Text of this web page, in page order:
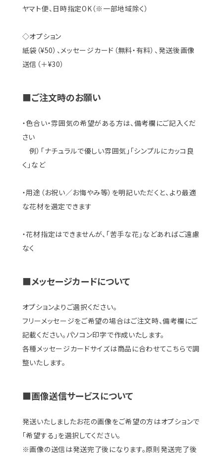
ヤマト便、日時指定OK（※一部地域除く）
◇オプション
紙袋（¥50）、メッセージカード（無料・有料）、発送後画像
送信（＋¥30）
■ご注文時のお願い
・色合い・雰囲気の希望がある方は、備考欄にご記入くだ
さい
例）「ナチュラルで優しい雰囲気」「シンプルにカッコ良
く」など
・用途（お祝い／お悔やみ等）を明記いただくと、より最適
な花材を選定できます
・花材指定はできませんが、「苦手な花」などあればご遠慮
なく
■メッセージカードについて
オプションよりご選択ください。
フリーメッセージをご希望の場合はご注文時、備考欄にご
記載ください。パソコン印字で作成いたします。
各種メッセージカードサイズは商品に合わせてこちらで調
整いたします。
■画像送信サービスについて
発送いたしましたお花の画像をご希望の方はオプションで
「希望する」を選択してください。
※画像の送信は発送完了後になります。原則発送完了後